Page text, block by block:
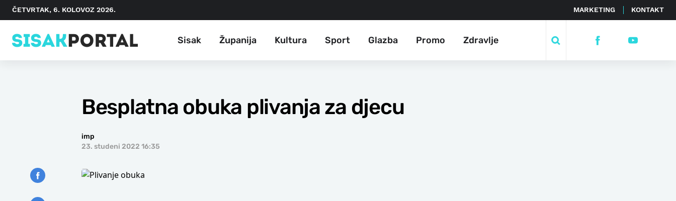
ČETVRTAK, 6. KOLOVOZ 2026. MARKETING KONTAKT
Sisak Županija Kultura Sport Glazba Promo Zdravlje
Besplatna obuka plivanja za djecu
imp
23. studeni 2022 16:35